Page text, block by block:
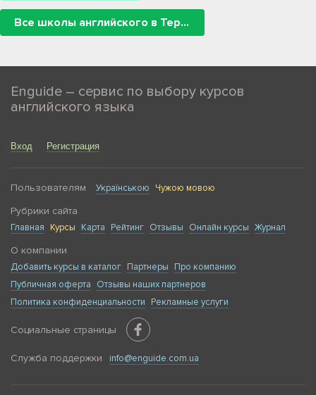
Все школы английского в Тернополе
Enguide – сервис по выбору курсов
английского языка
Вход Регистрация
Пользователям Українською Чужою мовою
Рубрики сайта
Главная Курсы Карта Рейтинг Отзывы Онлайн курсы Журнал
О компании
Добавить курсы в каталог Партнеры
Про компанию
Публичная оферта
Отзывы наших партнеров
Политика конфиденциальности
Рекламные услуги
Социальные страницы
Служба поддержки info@enguide.com.ua